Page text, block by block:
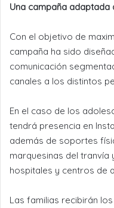
Una campaña adaptada
Con el objetivo de
campaña ha sido
comunicación
canales a los distintos
En el caso de los
tendrá presencia en
además de soportes
marquesinas del tranvía
hospitales y centros de
Las familias recibirán